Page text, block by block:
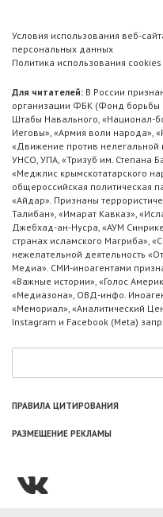
Условия использования веб-
персональных данных
Политика использования cookies
Для читателей: В России
организации ФБК (Фонд борьбы
Штабы Навального, «Национал-
Иеговы», «Армия воли народа»,
«Движение против нелегальной
УНСО, УПА, «Тризуб им. Степана
«Меджлис крымскотатарского
общероссийская политическая
«Айдар». Признаны
Талибан», «Имарат Кавказ»,
Джебхад-ан-Нусра, «АУМ
странах исламского Магриба»,
нежелательной деятельность
Медиа». СМИ-иноагентами
«Важные истории», «Голос
«Медиазона», ОВД-инфо.
«Мемориал», «Аналитический
Instagram и Facebook (Metа)
ПРАВИЛА ЦИТИРОВАНИЯ
РАЗМЕЩЕНИЕ РЕКЛАМЫ